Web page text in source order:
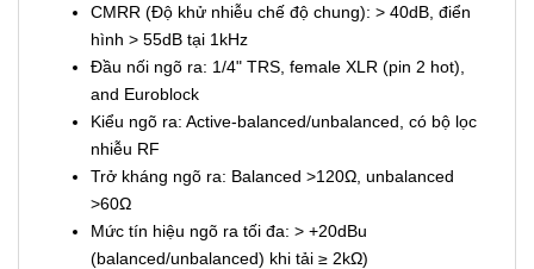
CMRR (Độ khử nhiễu chế độ chung): > 40dB, điển
hình > 55dB tại 1kHz
Đầu nối ngõ ra: 1/4" TRS, female XLR (pin 2 hot),
and Euroblock
Kiểu ngõ ra: Active-balanced/unbalanced, có bộ lọc
nhiễu RF
Trở kháng ngõ ra: Balanced >120Ω, unbalanced
>60Ω
Mức tín hiệu ngõ ra tối đa: > +20dBu
(balanced/unbalanced) khi tải ≥ 2kΩ)